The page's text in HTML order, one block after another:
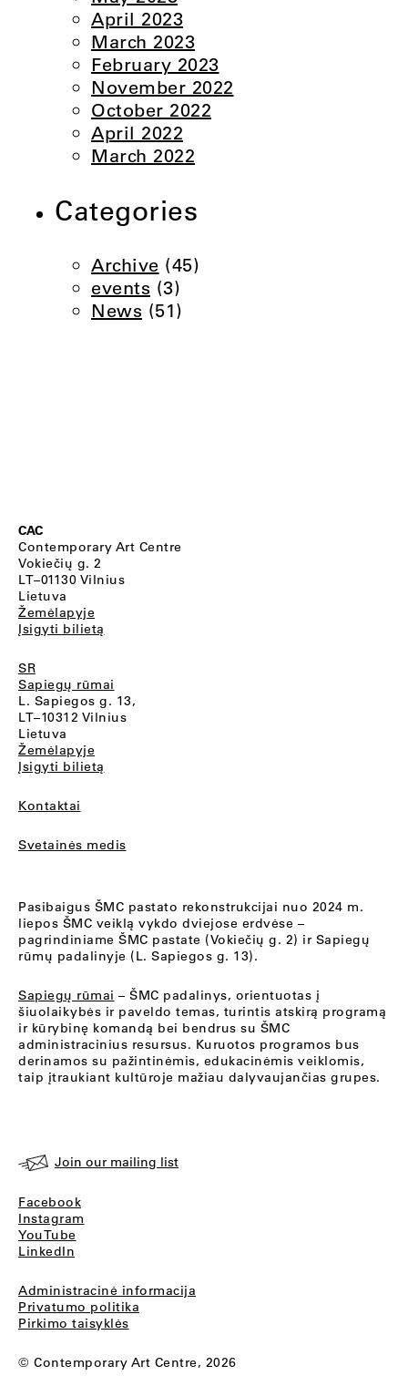
April 2023
March 2023
February 2023
November 2022
October 2022
April 2022
March 2022
Categories
Archive (45)
events (3)
News (51)
CAC
Contemporary Art Centre
Vokiečių g. 2
LT–01130 Vilnius
Lietuva
Žemėlapyje
Įsigyti bilietą
SR
Sapiegų rūmai
L. Sapiegos g. 13,
LT–10312 Vilnius
Lietuva
Žemėlapyje
Įsigyti bilietą
Kontaktai
Svetainės medis
Pasibaigus ŠMC pastato rekonstrukcijai nuo 2024 m.
liepos ŠMC veiklą vykdo dviejose erdvėse –
pagrindiniame ŠMC pastate (Vokiečių g. 2) ir Sapiegų
rūmų padalinyje (L. Sapiegos g. 13).
Sapiegų rūmai – ŠMC padalinys, orientuotas į
šiuolaikybės ir paveldo temas, turintis atskirą programą
ir kūrybinę komandą bei bendrus su ŠMC
administracinius resursus. Kuruotos programos bus
derinamos su pažintinėmis, edukacinėmis veiklomis,
taip įtraukiant kultūroje mažiau dalyvaujančias grupes.
Join our mailing list
Facebook
Instagram
YouTube
LinkedIn
Administracinė informacija
Privatumo politika
Pirkimo taisyklės
© Contemporary Art Centre, 2026